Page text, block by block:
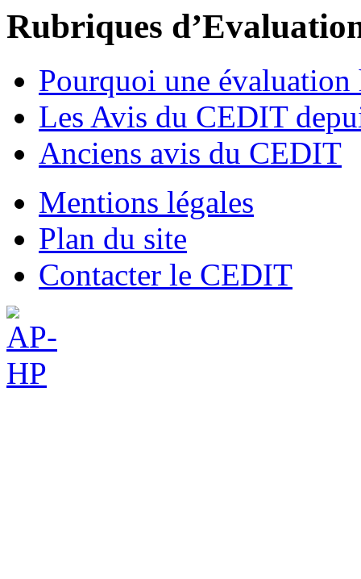
Rubriques
Pourquoi une évaluation
Les Avis du CEDIT
Anciens avis du CEDIT
Mentions légales
Plan du site
Contacter le CEDIT